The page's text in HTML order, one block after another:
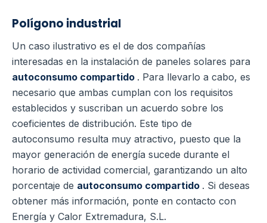
Polígono industrial
Un caso ilustrativo es el de dos compañías
interesadas en la instalación de paneles solares para
autoconsumo compartido . Para llevarlo a cabo, es
necesario que ambas cumplan con los requisitos
establecidos y suscriban un acuerdo sobre los
coeficientes de distribución. Este tipo de
autoconsumo resulta muy atractivo, puesto que la
mayor generación de energía sucede durante el
horario de actividad comercial, garantizando un alto
porcentaje de autoconsumo compartido . Si deseas
obtener más información, ponte en contacto con
Energía y Calor Extremadura, S.L.